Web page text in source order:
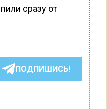
сразу от
ПОДПИШИСЬ!